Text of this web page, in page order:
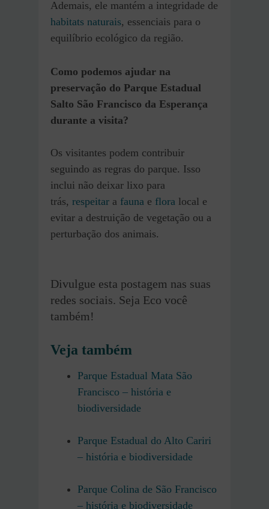
Ademais, ele mantém a integridade de
habitats naturais, essenciais para o
equilíbrio ecológico da região.
Como podemos ajudar na
preservação do Parque Estadual
Salto São Francisco da Esperança
durante a visita?
Os visitantes podem contribuir
seguindo as regras do parque. Isso
inclui não deixar lixo para
trás, respeitar a fauna e flora local e
evitar a destruição de vegetação ou a
perturbação dos animais.
Divulgue esta postagem nas suas
redes sociais. Seja Eco você
também!
Veja também
Parque Estadual Mata São
Francisco – história e
biodiversidade
Parque Estadual do Alto Cariri
– história e biodiversidade
Parque Colina de São Francisco
– história e biodiversidade